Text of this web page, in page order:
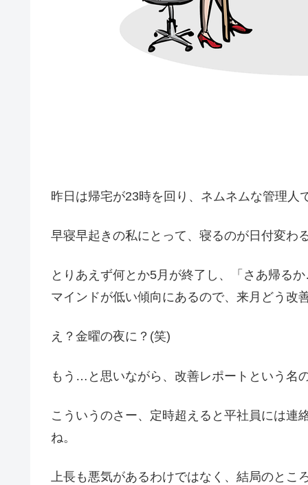
昨日は帰宅が23時を回り、ネムネムな管理人
早寝早起きの私にとって、寝るのが日付変わ
とりあえず何とか5月が終了し、「さあ帰る
マインドが低い傾向にあるので、来月どう改
え？金曜の夜に？(笑)
もう…と思いながら、改善レポートという名
こういうのさー、定時超えると平社員には連
ね。
上長も悪気があるわけではなく、結局のと